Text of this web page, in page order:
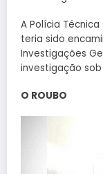
A Polícia
teria sido
Investigações
investigação sob
O ROUBO